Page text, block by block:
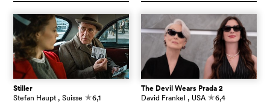
Stiller
Stefan Haupt , Suisse c6,1
The Devil Wears Prada 2
David Frankel , USA c6,4